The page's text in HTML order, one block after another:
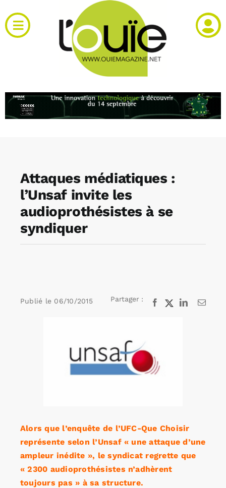
au
contenu
Toggle
Navigation
RH et emploi
Agenda
Annonces emploi
Attaques médiatiques :
l’Unsaf invite les
audioprothésistes à se
syndiquer
Publié le 06/10/2015 Partager : Facebook
X LinkedInEmail
Alors que l’enquête de l’UFC-Que Choisir
représente selon l’Unsaf « une attaque d’une
ampleur inédite », le syndicat regrette que
« 2300 audioprothésistes n’adhèrent
toujours pas » à sa structure.